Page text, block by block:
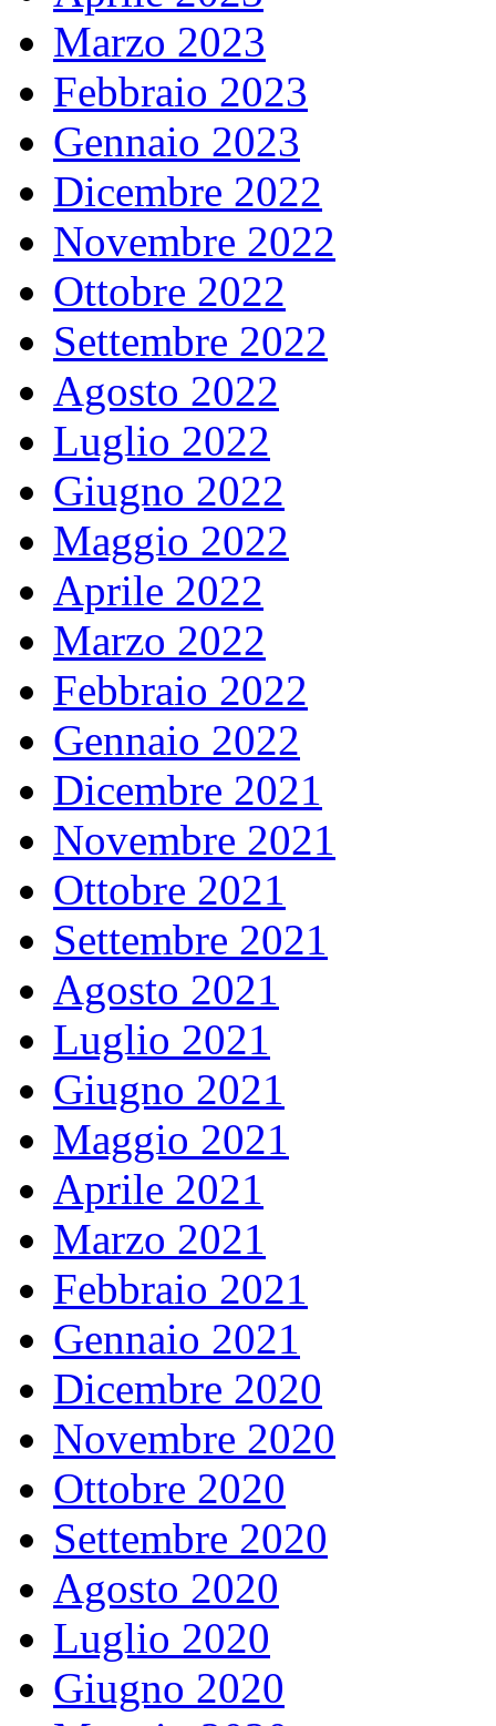
Marzo 2023
Febbraio 2023
Gennaio 2023
Dicembre 2022
Novembre 2022
Ottobre 2022
Settembre 2022
Agosto 2022
Luglio 2022
Giugno 2022
Maggio 2022
Aprile 2022
Marzo 2022
Febbraio 2022
Gennaio 2022
Dicembre 2021
Novembre 2021
Ottobre 2021
Settembre 2021
Agosto 2021
Luglio 2021
Giugno 2021
Maggio 2021
Aprile 2021
Marzo 2021
Febbraio 2021
Gennaio 2021
Dicembre 2020
Novembre 2020
Ottobre 2020
Settembre 2020
Agosto 2020
Luglio 2020
Giugno 2020